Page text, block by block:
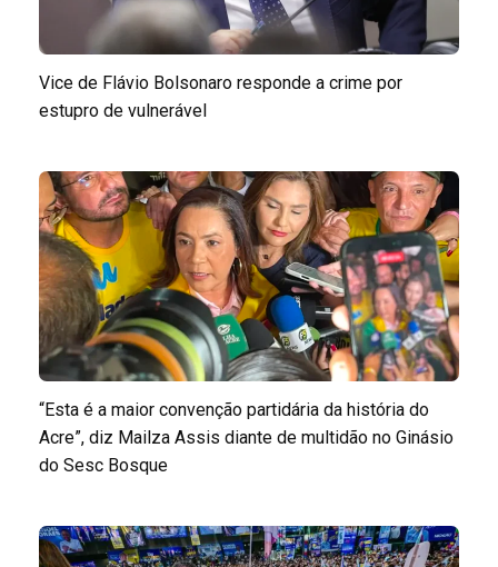
Vice de Flávio Bolsonaro responde a crime por
estupro de vulnerável
“Esta é a maior convenção partidária da história do
Acre”, diz Mailza Assis diante de multidão no Ginásio
do Sesc Bosque